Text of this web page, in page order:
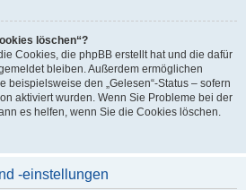
löschen“?
Cookies, die phpBB erstellt hat und die dafür
bleiben. Außerdem ermöglichen
beispielsweise den „Gelesen“-Status – sofern
aktiviert wurden. Wenn Sie Probleme bei der
es helfen, wenn Sie die Cookies löschen.
-einstellungen